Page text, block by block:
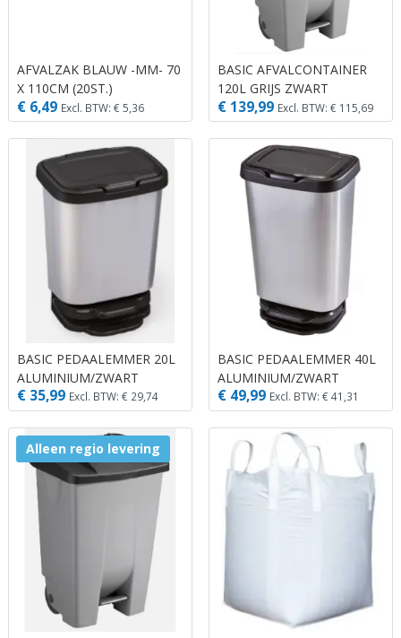
AFVALZAK BLAUW -MM- 70
X 110CM (20ST.)
€ 6,49 Excl. BTW: € 5,36
BASIC AFVALCONTAINER
120L GRIJS ZWART
€ 139,99 Excl. BTW: € 115,69
BASIC PEDAALEMMER 20L
ALUMINIUM/ZWART
€ 35,99 Excl. BTW: € 29,74
BASIC PEDAALEMMER 40L
ALUMINIUM/ZWART
€ 49,99 Excl. BTW: € 41,31
Alleen regio levering